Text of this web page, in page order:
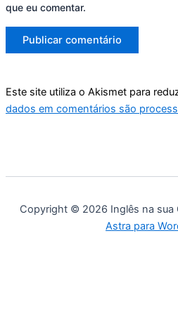
que eu comentar.
Este site utiliza o Akismet para
dados em comentários são
Copyright © 2026 Inglês na sua
Astra para